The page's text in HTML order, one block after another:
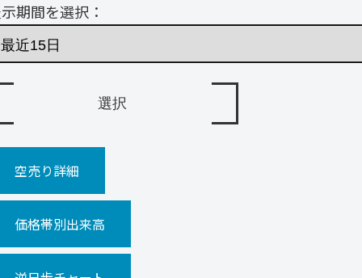
期間を選択：
空売り詳細
価格帯別出来高